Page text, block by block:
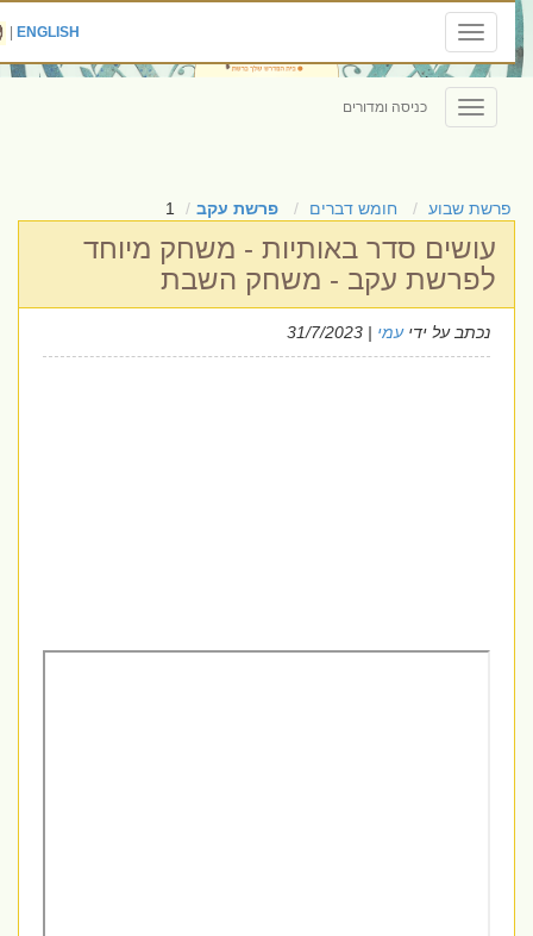
Toggle
navigation
ENGLISH
|
Toggle
navigation
כניסה ומדורים
פרשת שבוע חומש דברים פרשת עקב 1
עושים סדר באותיות - משחק מיוחד
לפרשת עקב - משחק השבת
נכתב על ידיעמי| 31/7/2023